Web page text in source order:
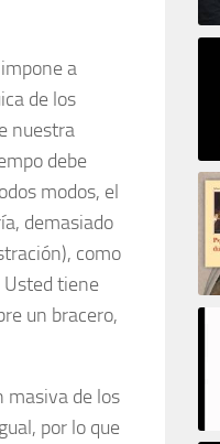
a
de los
nuestra
debe
modos, el
demasiado
como
Usted tiene
un bracero,
masiva de los
por lo que